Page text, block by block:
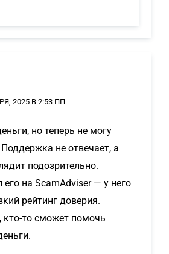
2025 В 2:53 ПП
но теперь не могу
не отвечает, а
подозрительно.
его на ScamAdviser — у него
рейтинг доверия.
кто-то сможет помочь